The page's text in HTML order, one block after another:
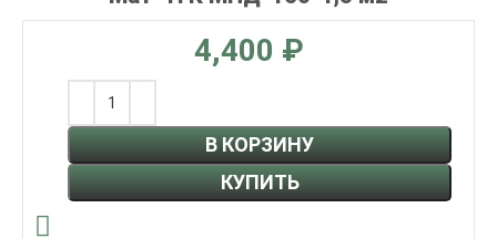
₽
В КОРЗИНУ
КУПИТЬ